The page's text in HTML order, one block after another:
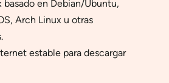
basado en Debian/Ubuntu,
Arch Linux u otras
estable para descargar